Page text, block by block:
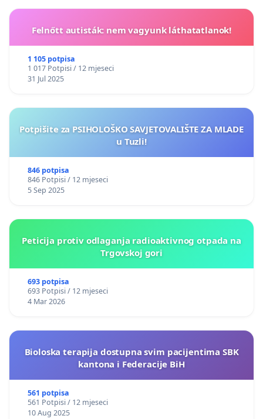
Felnőtt autisták: nem vagyunk láthatatlanok!
1 105 potpisa
1 017 Potpisi / 12 mjeseci
31 Jul 2025
Potpišite za PSIHOLOŠKO SAVJETOVALIŠTE ZA MLADE
u Tuzli!
846 potpisa
846 Potpisi / 12 mjeseci
5 Sep 2025
Peticija protiv odlaganja radioaktivnog otpada na
Trgovskoj gori
693 potpisa
693 Potpisi / 12 mjeseci
4 Mar 2026
Bioloska terapija dostupna svim pacijentima SBK
kantona i Federacije BiH
561 potpisa
561 Potpisi / 12 mjeseci
10 Aug 2025